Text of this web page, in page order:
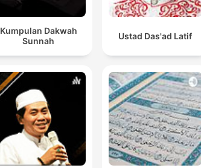
Kumpulan Dakwah
Sunnah
Ustad Das'ad Latif